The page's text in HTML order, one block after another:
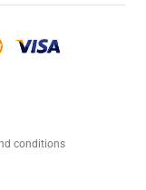
conditions